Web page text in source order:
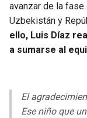
avanzar de la
Uzbekistán y
ello, Luis Díaz
a sumarse al
El
Ese niño que